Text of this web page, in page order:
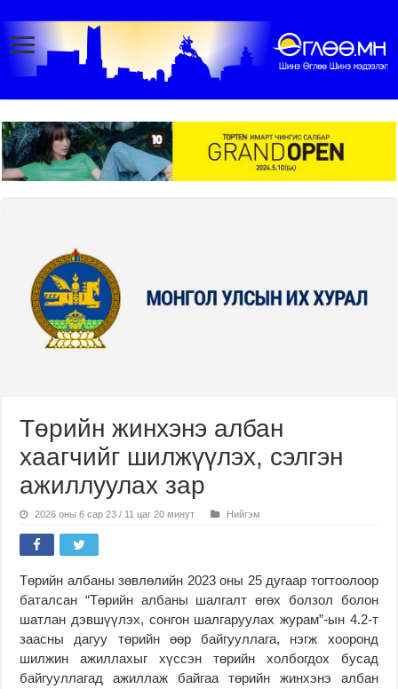
Төрийн жинхэнэ албан
хаагчийг шилжүүлэх, сэлгэн
ажиллуулах зар
2026 оны 6 сар 23 / 11 цаг 20 минут Нийгэм
Төрийн албаны зөвлөлийн 2023 оны 25 дугаар тогтоолоор
баталсан “Төрийн албаны шалгалт өгөх болзол болон
шатлан дэвшүүлэх, сонгон шалгаруулах журам”-ын 4.2-т
заасны дагуу төрийн өөр байгууллага, нэгж хооронд
шилжин ажиллахыг хүссэн төрийн холбогдох бусад
байгууллагад ажиллаж байгаа төрийн жинхэнэ албан